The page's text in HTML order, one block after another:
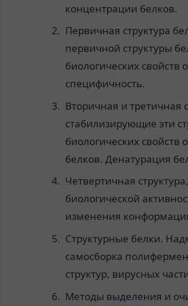
концентрации белков.
Первичная структура
первичной структуры
биологических свойств
специфичность.
Вторичная и третичная
стабилизирующие эти
биологических свойств
белков. Денатурация
Четвертичная
биологической
изменения
Структурные белки.
самосборка
структур, вирусных
Методы выделения и